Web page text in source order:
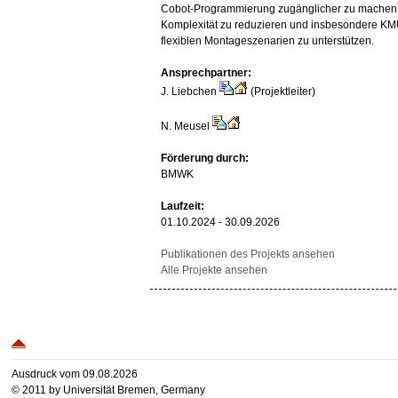
Cobot-Programmierung zugänglicher zu
Komplexität zu reduzieren und insbesondere
flexiblen Montageszenarien zu unterstützen.
Ansprechpartner:
J. Liebchen
(Projektleiter)
N. Meusel
Förderung durch:
BMWK
Laufzeit:
01.10.2024 - 30.09.2026
Publikationen des Projekts ansehen
Alle Projekte ansehen
Ausdruck vom 09.08.2026
© 2011 by Universität Bremen, Germany